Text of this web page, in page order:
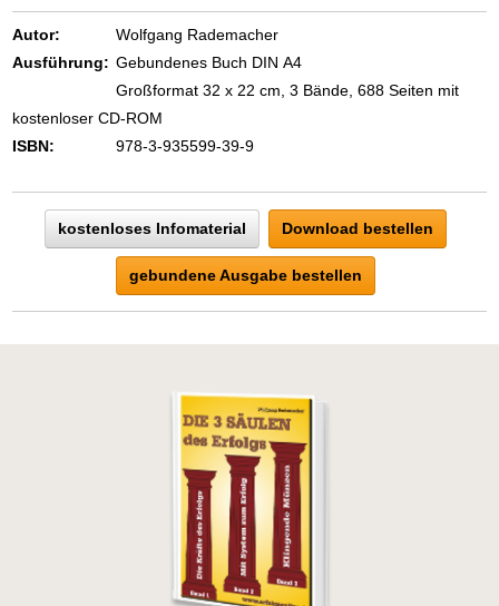
beruflichem oder privatem Gebiet. Denn
eins ist todsicher:
Zeigen Sie mit der Maus hierhin, um
Autor:
Wolfgang Rademacher
Ausführung: Gebundenes Buch DIN A4
Großformat 32 x 22 cm, 3 Bände, 688 Seiten mit
kostenloser CD-ROM
ISBN:
978-3-935599-39-9
kostenloses Infomaterial Download bestellen
gebundene Ausgabe bestellen